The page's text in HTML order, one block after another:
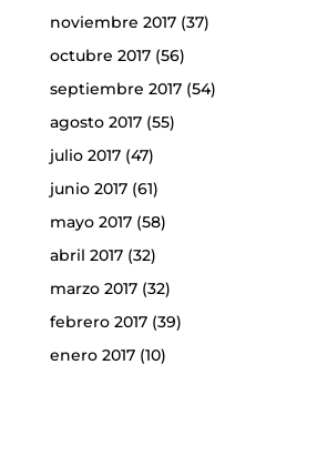
noviembre 2017(37)
octubre 2017(56)
septiembre 2017(54)
agosto 2017(55)
julio 2017(47)
junio 2017(61)
mayo 2017(58)
abril 2017(32)
marzo 2017(32)
febrero 2017(39)
enero 2017(10)